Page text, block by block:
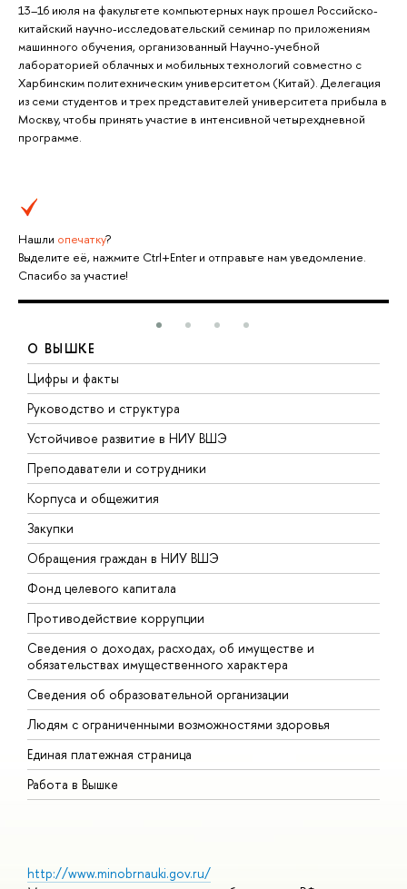
13–16 июля на факультете компьютерных наук прошел Российско-
китайский научно-исследовательский семинар по приложениям
машинного обучения, организованный Научно-учебной
лабораторией облачных и мобильных технологий совместно с
Харбинским политехническим университетом (Китай). Делегация
из семи студентов и трех представителей университета прибыла в
Москву, чтобы принять участие в интенсивной четырехдневной
программе.
Нашли опечатку?
Выделите её, нажмите Ctrl+Enter и отправьте нам уведомление.
Спасибо за участие!
О ВЫШКЕ
Цифры и факты
Руководство и структура
Устойчивое развитие в НИУ ВШЭ
Преподаватели и сотрудники
Корпуса и общежития
Закупки
Обращения граждан в НИУ ВШЭ
Фонд целевого капитала
Противодействие коррупции
Сведения о доходах, расходах, об имуществе и
обязательствах имущественного характера
Сведения об образовательной организации
Людям с ограниченными возможностями здоровья
Единая платежная страница
Работа в Вышке
http://www.minobrnauki.gov.ru/